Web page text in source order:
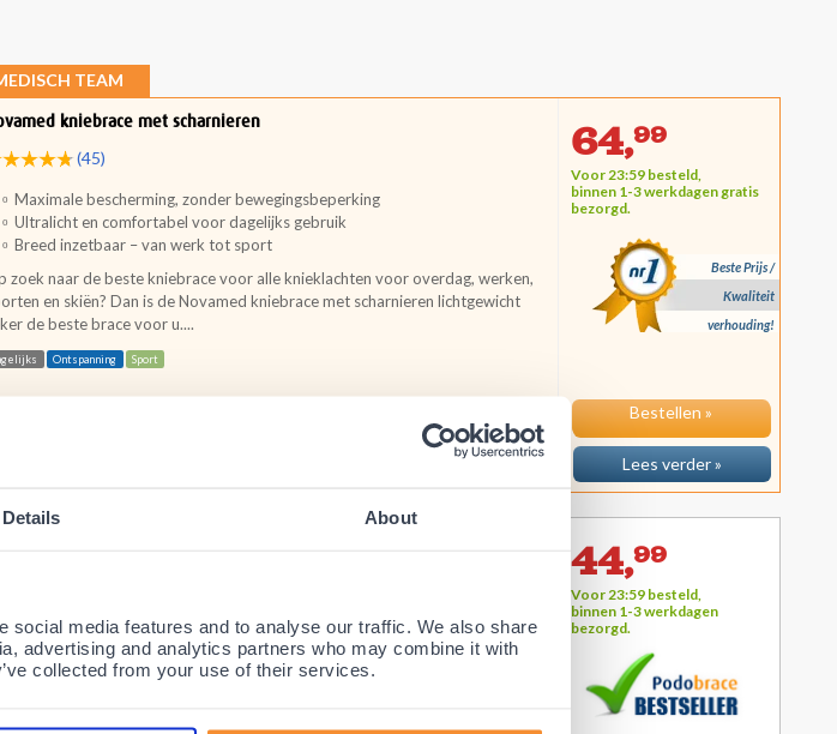
Details About
media features and to analyse our traffic. We also share
advertising and analytics partners who may combine it with
collected from your use of their services.
TEAM
Beste Prijs /
Kwaliteit
verhouding!
kniebrace met scharnieren
(45)
Ontspanning Sport
Maximale bescherming, zonder bewegingsbeperking
Ultralicht en comfortabel voor dagelijks gebruik
Breed inzetbaar – van werk tot sport
zoek naar de beste kniebrace voor alle knieklachten voor overdag, werken,
en skiën? Dan is de Novamed kniebrace met scharnieren lichtgewicht
de beste brace voor u....
64,99
Voor 23:59 besteld,
binnen 1-3 werkdagengratis
bezorgd.
Bestellen »
Lees verder »
Ideaal bijlichte tot middelzwareknieklachten en voor dagelijks gebruik, werk
en sport.
Zeer comfortabel en geschikt en ideaal voor alle soorten knieproblemen.
44,99
Voor 23:59 besteld,
binnen 1-3 werkdagen
bezorgd.